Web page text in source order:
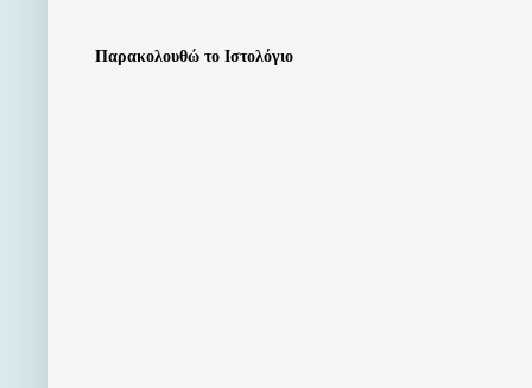
Παρακολουθώ το Ιστολόγιο